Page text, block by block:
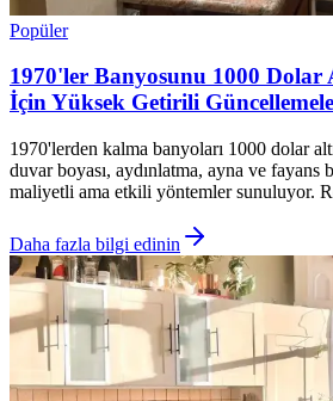
Popüler
1970'ler Banyosunu 1000 Dolar
İçin Yüksek Getirili
1970'lerden kalma banyoları 1000 dolar
duvar boyası, aydınlatma, ayna ve fayans
maliyetli ama etkili yöntemler sunuluyor.
Daha fazla bilgi edinin